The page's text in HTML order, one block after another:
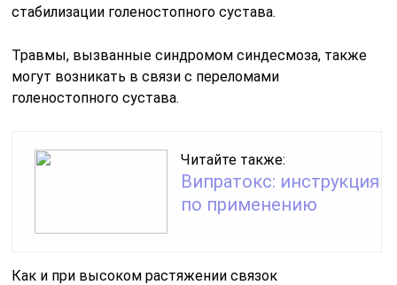
стабилизации голеностопного сустава.
Травмы, вызванные синдромом синдесмоза, также
могут возникать в связи с переломами
голеностопного сустава.
Читайте также:
Випратокс: инструкция
по применению
Как и при высоком растяжении связок